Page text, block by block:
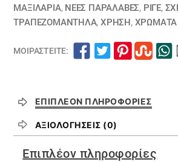
ΜΑΞΙΛΆΡΙΑ, ΝΕΕΣ ΠΑΡΑΛΑΒΕΣ, ΡΙΓΈ,
ΤΡΑΠΕΖΟΜΆΝΤΗΛΑ,ΧΡΗΣΗ , ΧΡΏΜΑΤΑ
ΜΟΙΡΑΣΤΕΊΤΕ:
ΕΠΙΠΛΈΟΝ ΠΛΗΡΟΦΟΡΊΕΣ
ΑΞΙΟΛΟΓΉΣΕΙΣ (0)
Επιπλέον πληροφορίες